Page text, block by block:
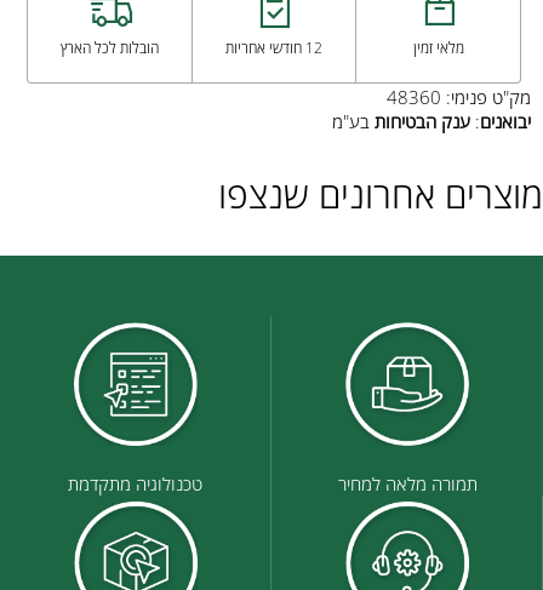
מלאי זמין 12 חודשי אחריות הובלות לכל הארץ
מק"ט פנימי: 48360
יבואנים: ענק הבטיחות בע"מ
מוצרים אחרונים שנצפו
תמורה מלאה למחיר טכנולוגיה מתקדמת